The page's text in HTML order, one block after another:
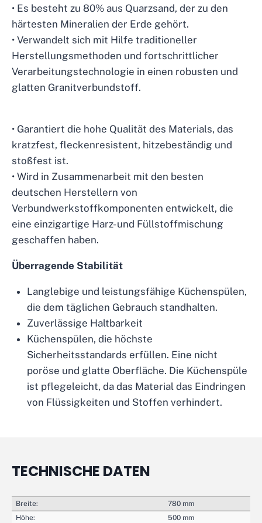
• Es besteht zu 80% aus Quarzsand, der zu den
härtesten Mineralien der Erde gehört.
• Verwandelt sich mit Hilfe traditioneller
Herstellungsmethoden und fortschrittlicher
Verarbeitungstechnologie in einen robusten und
glatten Granitverbundstoff.
• Garantiert die hohe Qualität des Materials, das
kratzfest, fleckenresistent, hitzebeständig und
stoßfest ist.
• Wird in Zusammenarbeit mit den besten
deutschen Herstellern von
Verbundwerkstoffkomponenten entwickelt, die
eine einzigartige Harz- und Füllstoffmischung
geschaffen haben.
Überragende Stabilität
Langlebige und leistungsfähige Küchenspülen,
die dem täglichen Gebrauch standhalten.
Zuverlässige Haltbarkeit
Küchenspülen, die höchste
Sicherheitsstandards erfüllen. Eine nicht
poröse und glatte Oberfläche. Die Küchenspüle
ist pflegeleicht, da das Material das Eindringen
von Flüssigkeiten und Stoffen verhindert.
TECHNISCHE DATEN
Breite:
780 mm
Höhe:
500 mm